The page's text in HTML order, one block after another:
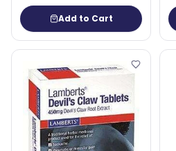
Add to Cart